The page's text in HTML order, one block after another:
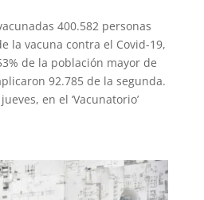
400.582 personas
la vacuna contra el Covid-19,
de la población mayor de
92.785 de la segunda.
en el ‘Vacunatorio’